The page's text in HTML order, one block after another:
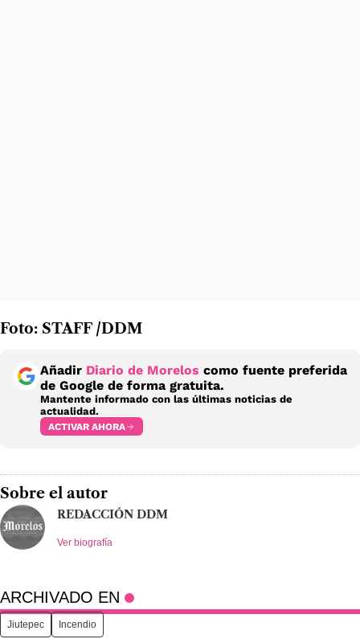
Foto: STAFF /DDM
Añadir Diario de Morelos como fuente preferida
de Google de forma gratuita.
Mantente informado con las últimas noticias de
actualidad.
ACTIVAR AHORA
Sobre el autor
REDACCIÓN DDM
Ver biografía
ARCHIVADO EN
Jiutepec Incendio